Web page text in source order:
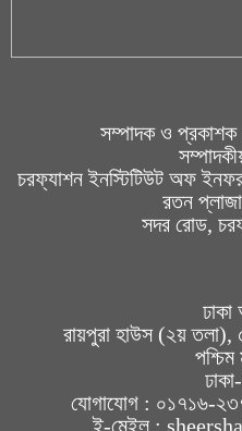
সম্পাদক ও
চরফ্যাশন ইনস্টিটিউট অফ
রতন
সদর রোড,
রায়পুরা হাউস (২য়
পশ্চিম
যোগাযোগ : ০১৭১৬-
ই-মেইল :